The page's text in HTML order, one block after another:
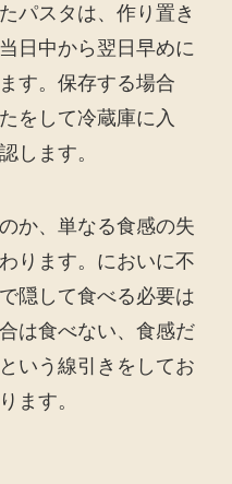
パスタは、作り置き
日中から翌日早めに
す。保存する場合
をして冷蔵庫に入
します。
か、単なる食感の失
ります。においに不
隠して食べる必要は
は食べない、食感だ
いう線引きをしてお
ます。